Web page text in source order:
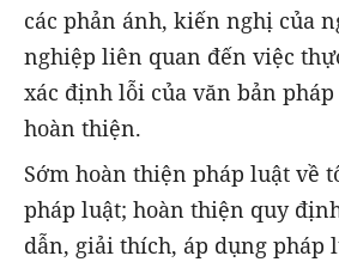
các phản ánh, kiến nghị của
nghiệp liên quan đến việc
xác định lỗi của văn bản
hoàn thiện.
Sớm hoàn thiện pháp luật về
pháp luật; hoàn thiện quy
dẫn, giải thích, áp dụng pháp